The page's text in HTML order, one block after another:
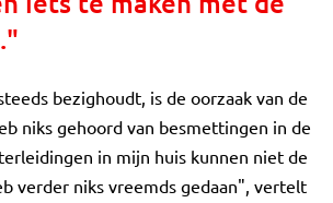
bezighoudt, is de oorzaak van de
niks gehoord van besmettingen in de
in mijn huis kunnen niet de
verder niks vreemds gedaan", vertelt